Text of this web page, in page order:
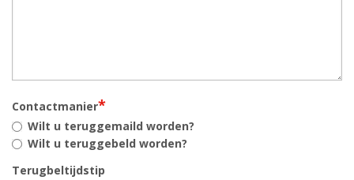
Contactmanier*
Wilt u teruggemaild worden?
Wilt u teruggebeld worden?
Terugbeltijdstip